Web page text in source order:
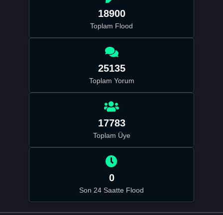
18900
Toplam Flood
25135
Toplam Yorum
17783
Toplam Üye
0
Son 24 Saatte Flood